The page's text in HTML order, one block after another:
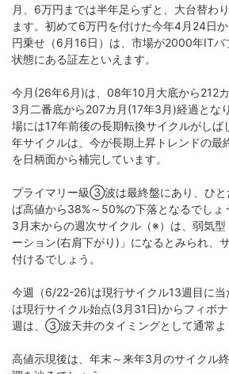
月、6万円までは半年足らずと、大台替わ
ます。初めて6万円を付けた今年4月24日
円乗せ（6月16日）は、市場が2000年ITバ
状態にある証左といえます。
今月(26年6月)は、08年10月大底から212
3月二番底から207カ月(17年3月)経過とな
場には17年前後の長期転換サイクルがしば
年サイクルは、今が長期上昇トレンドの最
を日柄面から補完しています。
プライマリー級➂波は最終盤にあり、ひ
ば高値から38%～50%の下落となるでしょ
3月末からの週次サイクル（※）は、弱気
ーション(右肩下がり)」になるとみられ、
付けるでしょう。
今週（6/22-26)は現行サイクル13週目に当
は現行サイクル始点(3月31日)からフィボ
週は、➂波天井のタイミングとして通常よ
高値示現後は、年末～来年3月のサイクル